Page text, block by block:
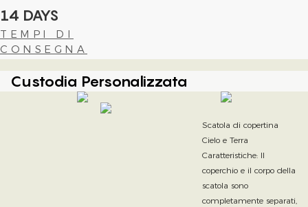
14 DAYS
TEMPI DI
CONSEGNA
Custodia Personalizzata
Scatola di copertina
Cielo e Terra
Caratteristiche: Il
coperchio e il corpo della
scatola sono
completamente separati,